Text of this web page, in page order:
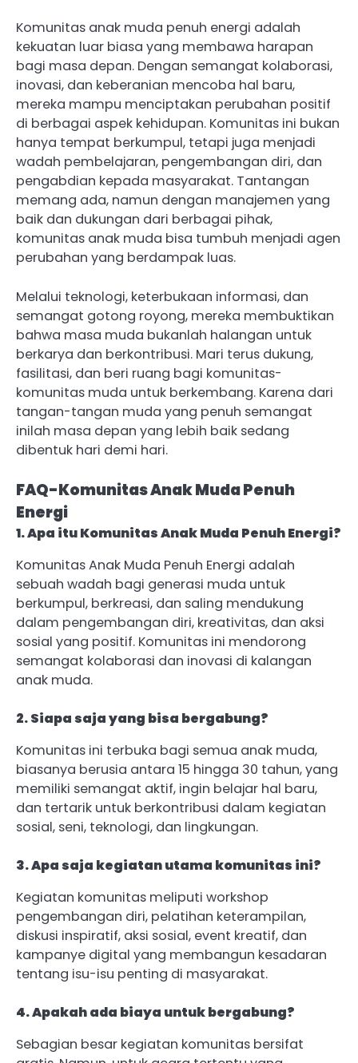
Komunitas anak muda penuh energi adalah
kekuatan luar biasa yang membawa harapan
bagi masa depan. Dengan semangat kolaborasi,
inovasi, dan keberanian mencoba hal baru,
mereka mampu menciptakan perubahan positif
di berbagai aspek kehidupan. Komunitas ini bukan
hanya tempat berkumpul, tetapi juga menjadi
wadah pembelajaran, pengembangan diri, dan
pengabdian kepada masyarakat. Tantangan
memang ada, namun dengan manajemen yang
baik dan dukungan dari berbagai pihak,
komunitas anak muda bisa tumbuh menjadi agen
perubahan yang berdampak luas.
Melalui teknologi, keterbukaan informasi, dan
semangat gotong royong, mereka membuktikan
bahwa masa muda bukanlah halangan untuk
berkarya dan berkontribusi. Mari terus dukung,
fasilitasi, dan beri ruang bagi komunitas-
komunitas muda untuk berkembang. Karena dari
tangan-tangan muda yang penuh semangat
inilah masa depan yang lebih baik sedang
dibentuk hari demi hari.
FAQ-Komunitas Anak Muda Penuh
Energi
1. Apa itu Komunitas Anak Muda Penuh Energi?
Komunitas Anak Muda Penuh Energi adalah
sebuah wadah bagi generasi muda untuk
berkumpul, berkreasi, dan saling mendukung
dalam pengembangan diri, kreativitas, dan aksi
sosial yang positif. Komunitas ini mendorong
semangat kolaborasi dan inovasi di kalangan
anak muda.
2. Siapa saja yang bisa bergabung?
Komunitas ini terbuka bagi semua anak muda,
biasanya berusia antara 15 hingga 30 tahun, yang
memiliki semangat aktif, ingin belajar hal baru,
dan tertarik untuk berkontribusi dalam kegiatan
sosial, seni, teknologi, dan lingkungan.
3. Apa saja kegiatan utama komunitas ini?
Kegiatan komunitas meliputi workshop
pengembangan diri, pelatihan keterampilan,
diskusi inspiratif, aksi sosial, event kreatif, dan
kampanye digital yang membangun kesadaran
tentang isu-isu penting di masyarakat.
4. Apakah ada biaya untuk bergabung?
Sebagian besar kegiatan komunitas bersifat